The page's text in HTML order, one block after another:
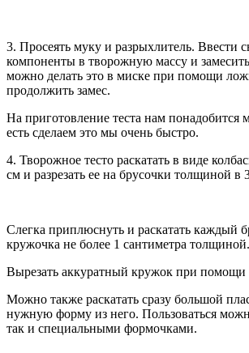
3. Просеять муку и разрыхлитель. Ввести
компоненты в творожную массу и
можно делать это в миске при помощи
продолжить замес.
На приготовление теста нам
есть сделаем это мы очень быстро.
4. Творожное тесто раскатать в виде
см и разрезать ее на брусочки толщиной
Слегка приплюснуть и раскатать каждый
кружочка не более 1 сантиметра толщиной.
Вырезать аккуратный кружок при помощи
Можно также раскатать сразу большой
нужную форму из него. Пользоваться
так и специальными формочками.